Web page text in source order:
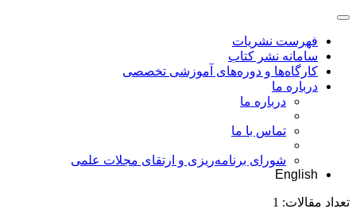
فهرست نشریات
سامانه نشر کتاب
کارگاه‌ها و دوره‌های آموزشی تخصصی
درباره ما
درباره ما
تماس با ما
شورای برنامه‌ریزی و ارتقای مجلات علمی
English
تعداد مقالات: 1